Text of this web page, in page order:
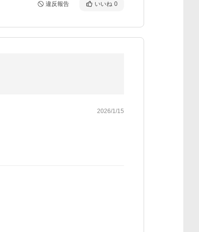
違反報告 いいね 0
2026/1/15